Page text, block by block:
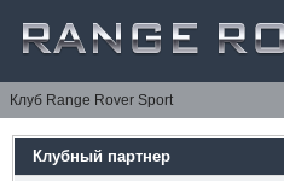
Клуб Range Rover Sport
Клубный партнер